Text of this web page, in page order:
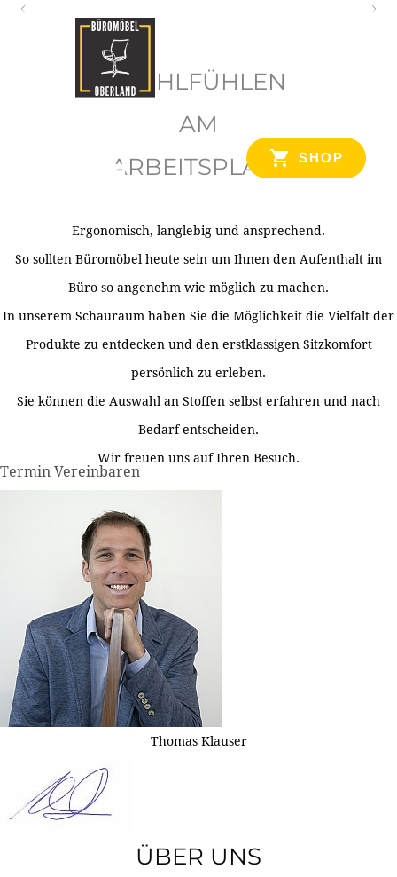
SHOP
WOHLFÜHLEN
AM
ARBEITSPLATZ
Ergonomisch, langlebig und ansprechend.
So sollten Büromöbel heute sein um Ihnen den Aufenthalt im
Büro so angenehm wie möglich zu machen.
In unserem Schauraum haben Sie die Möglichkeit die Vielfalt der
Produkte zu entdecken und den erstklassigen Sitzkomfort
persönlich zu erleben.
Sie können die Auswahl an Stoffen selbst erfahren und nach
Bedarf entscheiden.
Wir freuen uns auf Ihren Besuch.
Termin Vereinbaren
Thomas Klauser
ÜBER UNS